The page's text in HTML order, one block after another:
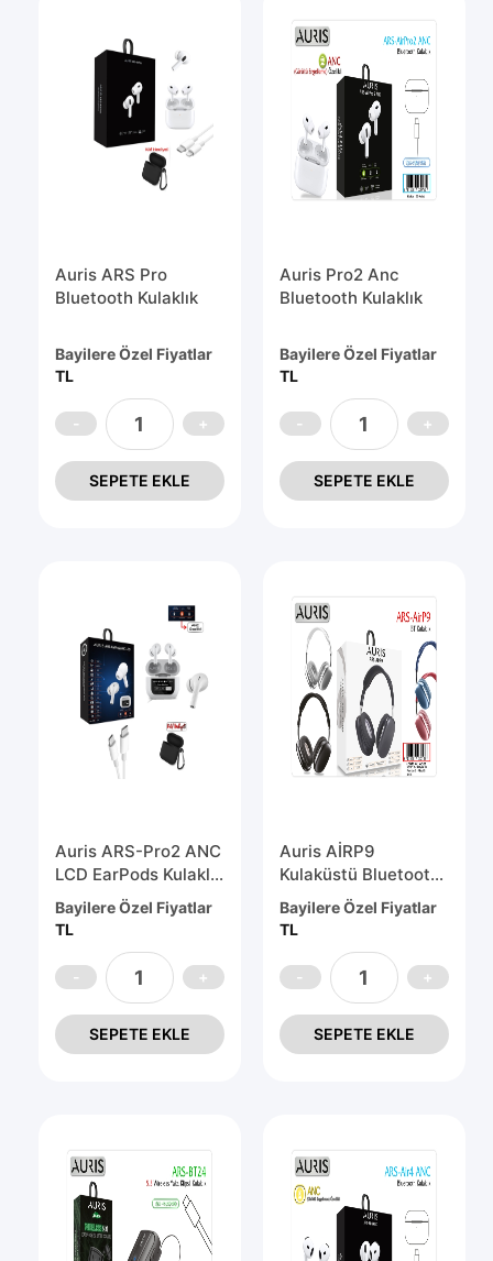
Auris ARS Pro
Bluetooth Kulaklık
Bayilere Özel Fiyatlar
TL
SEPETE EKLE
Auris Pro2 Anc
Bluetooth Kulaklık
Bayilere Özel Fiyatlar
TL
SEPETE EKLE
Auris ARS-Pro2 ANC
LCD EarPods Kulaklık
Gürültü Engelleme -
Silikon Kılıf Hediyeli
Bayilere Özel Fiyatlar
TL
SEPETE EKLE
Auris AİRP9
Kulaküstü Bluetooth
Kulaklık
Bayilere Özel Fiyatlar
TL
SEPETE EKLE